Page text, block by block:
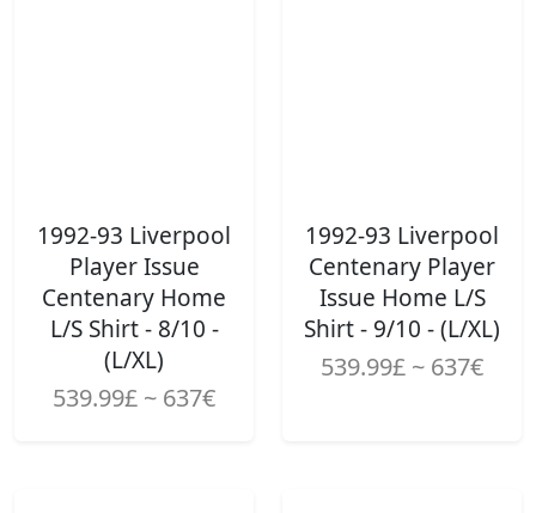
1992-93 Liverpool
Player Issue
Centenary Home
L/S Shirt - 8/10 -
(L/XL)
539.99£ ~ 637€
1992-93 Liverpool
Centenary Player
Issue Home L/S
Shirt - 9/10 - (L/XL)
539.99£ ~ 637€